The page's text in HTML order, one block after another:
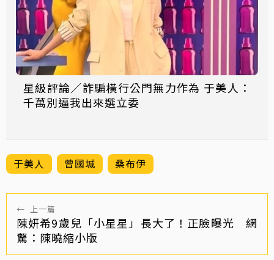
星級評論／詐騙橫行公門無力作為 于美人：
千萬別逼我出來選立委
于美人 曾國城 桑布伊
← 上一篇
陳妍希9歲兒「小星星」長大了！正臉曝光 網
驚：陳曉縮小版